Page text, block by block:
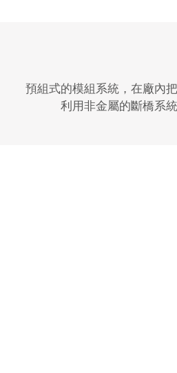
預組式的模組系統，在廠內
利用非金屬的斷橋系